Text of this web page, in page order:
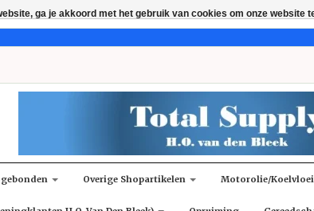
Overige Shopartikelen Motorolie/
ga je akkoord met het gebruik van cookies om onze website